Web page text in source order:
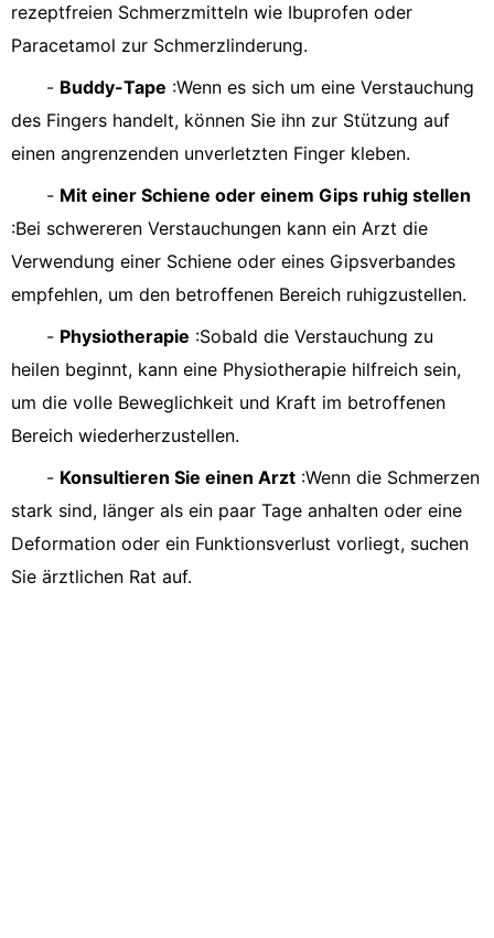
rezeptfreien Schmerzmitteln wie Ibuprofen oder
Paracetamol zur Schmerzlinderung.
- Buddy-Tape :Wenn es sich um eine Verstauchung
des Fingers handelt, können Sie ihn zur Stützung auf
einen angrenzenden unverletzten Finger kleben.
- Mit einer Schiene oder einem Gips ruhig stellen
:Bei schwereren Verstauchungen kann ein Arzt die
Verwendung einer Schiene oder eines Gipsverbandes
empfehlen, um den betroffenen Bereich ruhigzustellen.
- Physiotherapie :Sobald die Verstauchung zu
heilen beginnt, kann eine Physiotherapie hilfreich sein,
um die volle Beweglichkeit und Kraft im betroffenen
Bereich wiederherzustellen.
- Konsultieren Sie einen Arzt :Wenn die Schmerzen
stark sind, länger als ein paar Tage anhalten oder eine
Deformation oder ein Funktionsverlust vorliegt, suchen
Sie ärztlichen Rat auf.